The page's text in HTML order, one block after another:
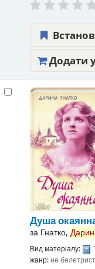
Додати
Душа
за Гнатко,
Вид матеріалу:
жанр:не